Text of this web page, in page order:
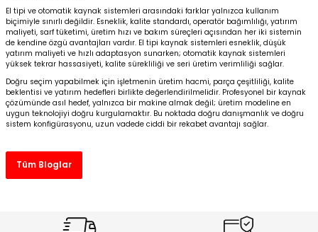
El tipi ve otomatik kaynak sistemleri arasındaki farklar yalnızca kullanım
biçimiyle sınırlı değildir. Esneklik, kalite standardı, operatör bağımlılığı, yatırım
maliyeti, sarf tüketimi, üretim hızı ve bakım süreçleri açısından her iki sistemin
de kendine özgü avantajları vardır. El tipi kaynak sistemleri esneklik, düşük
yatırım maliyeti ve hızlı adaptasyon sunarken; otomatik kaynak sistemleri
yüksek tekrar hassasiyeti, kalite sürekliliği ve seri üretim verimliliği sağlar.
Doğru seçim yapabilmek için işletmenin üretim hacmi, parça çeşitliliği, kalite
beklentisi ve yatırım hedefleri birlikte değerlendirilmelidir. Profesyonel bir kaynak
çözümünde asıl hedef, yalnızca bir makine almak değil; üretim modeline en
uygun teknolojiyi doğru kurgulamaktır. Bu noktada doğru danışmanlık ve doğru
sistem konfigürasyonu, uzun vadede ciddi bir rekabet avantajı sağlar.
Tüm Bloglar